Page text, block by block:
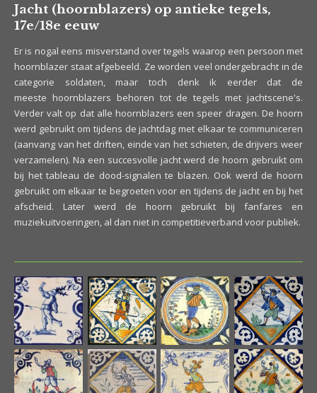
Jacht (hoornblazers) op antieke tegels,
17e/18e eeuw
Er is nogal eens misverstand over tegels waarop een persoon met
hoornblazer staat afgebeeld. Ze worden veel ondergebracht in de
categorie soldaten, maar toch denk ik eerder dat de
meeste hoornblazers behoren tot de tegels met jachtscene's.
Verder valt op dat alle hoornblazers een speer dragen. De hoorn
werd gebruikt om tijdens de jachtdag met elkaar te communiceren
(aanvang van het driften, einde van het schieten, de drijvers weer
verzamelen). Na een succesvolle jacht werd de hoorn gebruikt om
bij het tableau de dood-signalen te blazen. Ook werd de hoorn
gebruikt om elkaar te begroeten voor en tijdens de jacht en bij het
afscheid. Later werd de hoorn gebruikt bij fanfares en
muziekuitvoeringen, al dan niet in competitieverband voor publiek.